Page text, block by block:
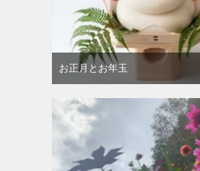
お正月とお年玉